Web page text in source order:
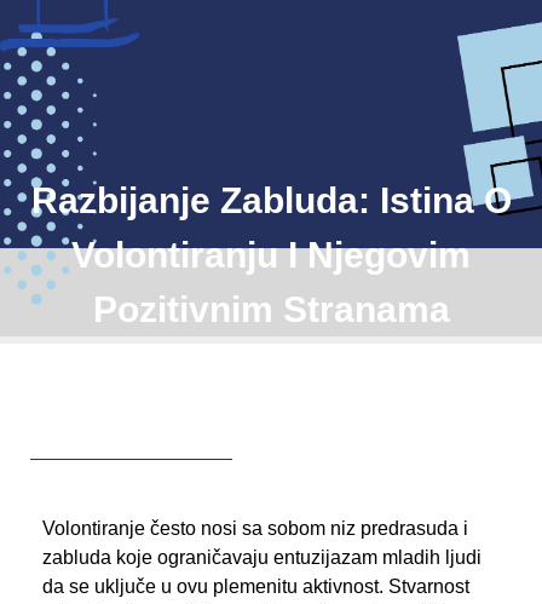
Razbijanje Zabluda: Istina O
Volontiranju I Njegovim
Pozitivnim Stranama
Volontiranje često nosi sa sobom niz predrasuda i
zabluda koje ograničavaju entuzijazam mladih ljudi
da se uključe u ovu plemenitu aktivnost. Stvarnost